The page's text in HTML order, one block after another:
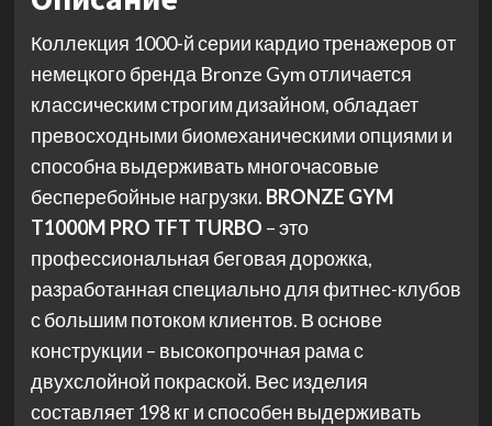
Коллекция 1000-й серии кардио тренажеров от
немецкого бренда Bronze Gym отличается
классическим строгим дизайном, обладает
превосходными биомеханическими опциями и
способна выдерживать многочасовые
бесперебойные нагрузки. BRONZE GYM
T1000M PRO TFT TURBO – это
профессиональная беговая дорожка,
разработанная специально для фитнес-клубов
с большим потоком клиентов. В основе
конструкции – высокопрочная рама с
двухслойной покраской. Вес изделия
составляет 198 кг и способен выдерживать